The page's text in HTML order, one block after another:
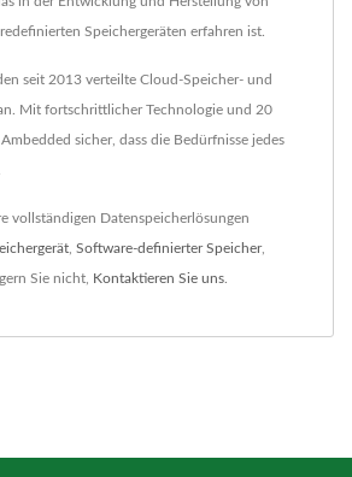
Speichergeräten erfahren ist.
seit 2013 verteilte Cloud-Speicher- und
Mit fortschrittlicher Technologie und 20
sicher, dass die Bedürfnisse jedes
vollständigen Datenspeicherlösungen
Software-definierter Speicher,
Sie nicht, Kontaktieren Sie uns